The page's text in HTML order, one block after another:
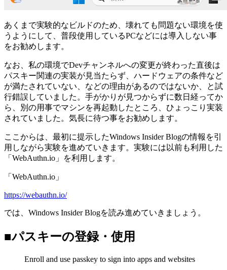
あくまで実験的なビルドのため、壊れても問題ない環境を使
うようにして、普段使用しているPCなどには導入しない事
をお勧めします。
なお、私の環境でDevチャンネルへの変更が終わった直後は
パスキー関連の実装が見当たらず、ハードウェアの条件など
が満たされていない、などの理由があるのではないか、と試
行錯誤していました。手がかりが見つからずに数日経ってか
ら、別の用事でマシンを再起動したところ、ひょっこり実装
されていました。気長に待つ事をお勧めします。
ここからは、最初に提示したWindows Insider Blogの情報を引
用しながら実験を進めていきます。実験には以前も利用した
「WebAuthn.io」を利用します。
「WebAuthn.io」
https://webauthn.io/
では、Windows Insider Blogを読み進めていきましょう。
■パスキーの登録・使用
Enroll and use passkey to sign into apps and websites